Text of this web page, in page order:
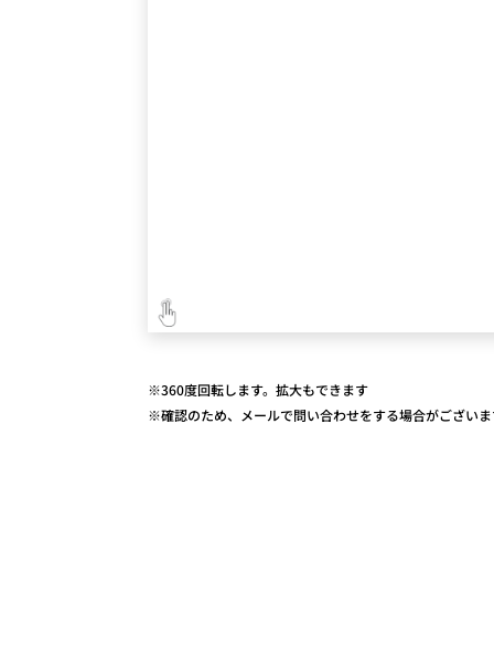
※360度回転します。拡大もできます
※確認のため、メールで問い合わせをする場合がござい